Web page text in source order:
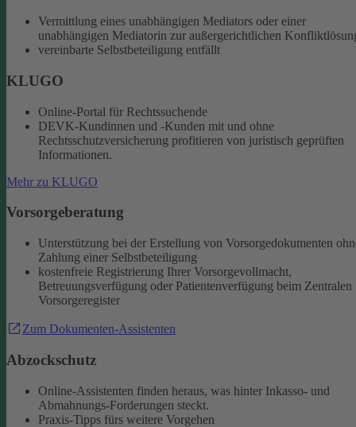
Vermittlung eines unabhängigen Mediators oder einer
unabhängigen Mediatorin zur außergerichtlichen
vereinbarte Selbstbeteiligung entfällt
KLUGO
Online-Portal für Rechtssuchende
DEVK-Kundinnen und -Kunden mit und ohne
Rechtsschutzversicherung profitieren von juristisch geprüften
Informationen.
Mehr zu KLUGO
Vorsorgeberatung
Unterstützung bei der Erstellung von Vorsorgedokumenten
Zahlung einer Selbstbeteiligung
kostenfreie Registrierung Ihrer Vorsorgevollmacht,
Betreuungsverfügung oder Patientenverfügung beim Zentralen
Vorsorgeregister
Zum Dokumenten-Assistenten
Abzockschutz
Online-Assistenten finden heraus, was hinter Inkasso- und
Abmahnungs-Forderungen steckt.
Praxis-Tipps fürs weitere Vorgehen